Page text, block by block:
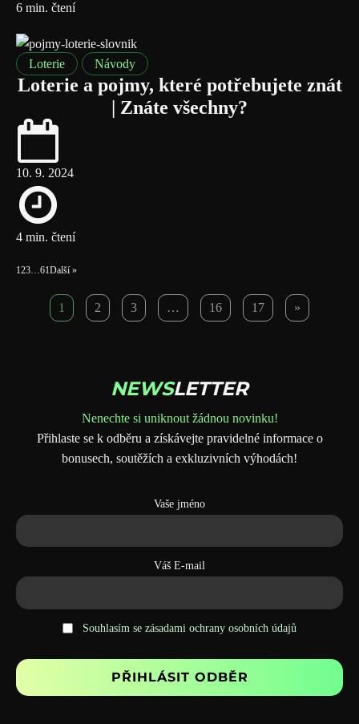
6 min. čtení
Loterie Návody
Loterie a pojmy, které potřebujete znát
| Znáte všechny?
10. 9. 2024
4 min. čtení
123…61Další »
1 2 3 … 16 17 »
NEWSLETTER
Nenechte si uniknout žádnou novinku!
Přihlaste se k odběru a získávejte pravidelné informace o
bonusech, soutěžích a exkluzivních výhodách!
Vaše jméno
Váš E-mail
Souhlasím se zásadami ochrany osobních údajů